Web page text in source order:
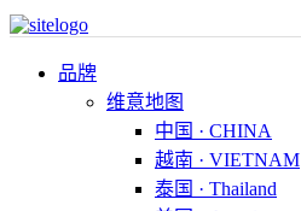
品牌
维意地图
中国 · CHINA
越南 · VIETNAM
泰国 · Thailand